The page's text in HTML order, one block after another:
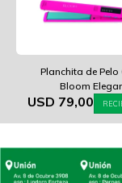
Planchita de Pelo
Bloom
USD 79,00